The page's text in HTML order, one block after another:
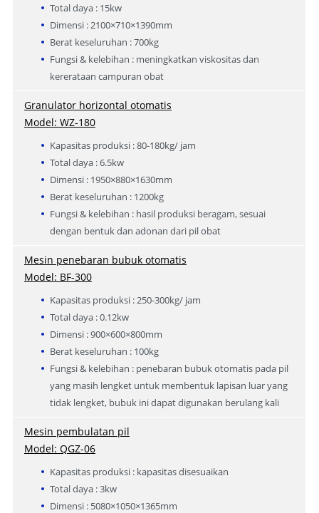
Total daya : 15kw
Dimensi : 2100×710×1390mm
Berat keseluruhan : 700kg
Fungsi & kelebihan : meningkatkan viskositas dan
kererataan campuran obat
Granulator horizontal otomatis
Model: WZ-180
Kapasitas produksi : 80-180kg/ jam
Total daya : 6.5kw
Dimensi : 1950×880×1630mm
Berat keseluruhan : 1200kg
Fungsi & kelebihan : hasil produksi beragam, sesuai
dengan bentuk dan adonan dari pil obat
Mesin penebaran bubuk otomatis
Model: BF-300
Kapasitas produksi : 250-300kg/ jam
Total daya : 0.12kw
Dimensi : 900×600×800mm
Berat keseluruhan : 100kg
Fungsi & kelebihan : penebaran bubuk otomatis pada pil
yang masih lengket untuk membentuk lapisan luar yang
tidak lengket, bubuk ini dapat digunakan berulang kali
Mesin pembulatan pil
Model: QGZ-06
Kapasitas produksi : kapasitas disesuaikan
Total daya : 3kw
Dimensi : 5080×1050×1365mm